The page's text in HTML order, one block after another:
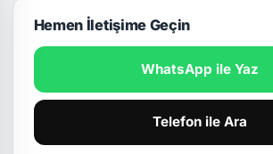
Hemen İletişime Geçin
WhatsApp ile Yaz
Telefon ile Ara